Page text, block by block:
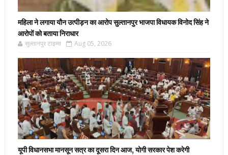
महिला ने लगाया यौन उत्पीड़न का आरोप सुल्तानपुर भाजपा विधायक विनोद सिंह ने
आरोपों को बताया निराधार
सुल्तानपुर टाइम्स Aug 05, 2026
यूपी विधानसभा मानसून सत्र का दूसरा दिन आज, योगी सरकार पेश करेगी